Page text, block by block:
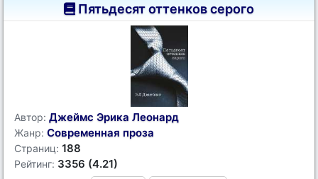
Пятьдесят оттенков серого
Автор: Джеймс Эрика Леонард
Жанр: Современная проза
Страниц: 188
Рейтинг: 3356 (4.21)